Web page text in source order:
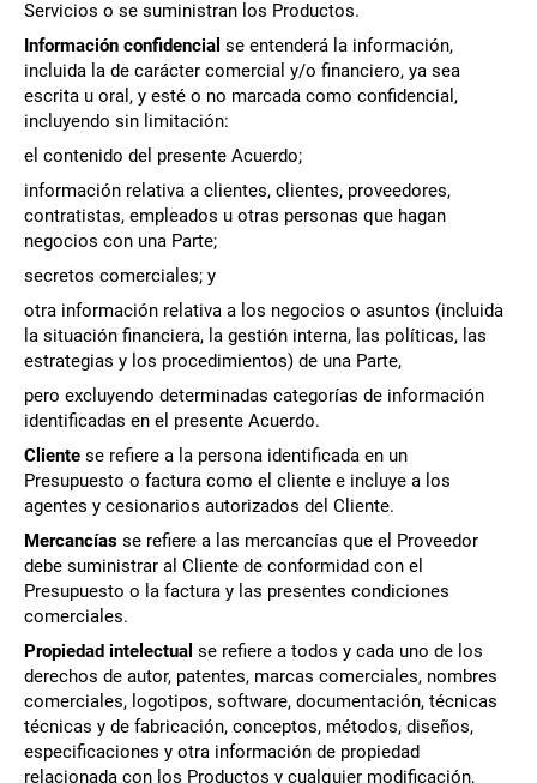
Síguenos
X Facebook LinkedIn YouTube
Servicios o se suministran los Productos.
Información confidencial se entenderá la información,
incluida la de carácter comercial y/o financiero, ya sea
escrita u oral, y esté o no marcada como confidencial,
incluyendo sin limitación:
el contenido del presente Acuerdo;
información relativa a clientes, clientes, proveedores,
contratistas, empleados u otras personas que hagan
negocios con una Parte;
secretos comerciales; y
otra información relativa a los negocios o asuntos (incluida
la situación financiera, la gestión interna, las políticas, las
estrategias y los procedimientos) de una Parte,
pero excluyendo determinadas categorías de información
identificadas en el presente Acuerdo.
Cliente se refiere a la persona identificada en un
Presupuesto o factura como el cliente e incluye a los
agentes y cesionarios autorizados del Cliente.
Mercancías se refiere a las mercancías que el Proveedor
debe suministrar al Cliente de conformidad con el
Presupuesto o la factura y las presentes condiciones
comerciales.
Propiedad intelectual se refiere a todos y cada uno de los
derechos de autor, patentes, marcas comerciales, nombres
comerciales, logotipos, software, documentación, técnicas
técnicas y de fabricación, conceptos, métodos, diseños,
especificaciones y otra información de propiedad
relacionada con los Productos y cualquier modificación,